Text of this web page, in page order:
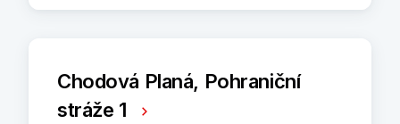
Chodová Planá, Pohraniční
stráže 1